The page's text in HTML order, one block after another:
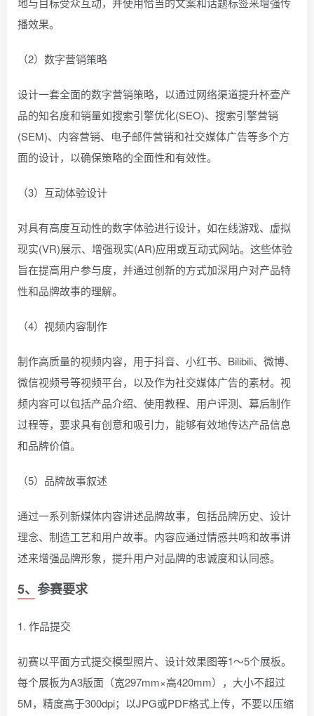
播效果。
（2）数字营销策略
设计一套全面的数字营销策略，以通过网络渠道提升杯壶产
品的知名度和销量如搜索引擎优化(SEO)、搜索引擎营销
(SEM)、内容营销、电子邮件营销和社交媒体广告等多个方
面的设计，以确保策略的全面性和有效性。
（3）互动体验设计
对具有高度互动性的数字体验进行设计，如在线游戏、虚拟
现实(VR)展示、增强现实(AR)应用或互动式网站。这些体验
旨在提高用户参与度，并通过创新的方式加深用户对产品特
性和品牌故事的理解。
（4）视频内容制作
制作高质量的视频内容，用于抖音、小红书、Bilibili、微博、
微信视频号等视频平台，以及作为社交媒体广告的素材。视
频内容可以包括产品介绍、使用教程、用户评测、幕后制作
过程等，要求具有创意和吸引力，能够有效地传达产品信息
和品牌价值。
（5）品牌故事叙述
通过一系列新媒体内容讲述品牌故事，包括品牌历史、设计
理念、制造工艺和用户故事。内容应通过情感共鸣和故事讲
述来增强品牌形象，提升用户对品牌的忠诚度和认同感。
5、参赛要求
1. 作品提交
初赛以平面方式提交模型照片、设计效果图等1～5个展板。
每个展板为A3版面（宽297mm×高420mm），大小不超过
5M，精度高于300dpi；以JPG或PDF格式上传，不要以压缩